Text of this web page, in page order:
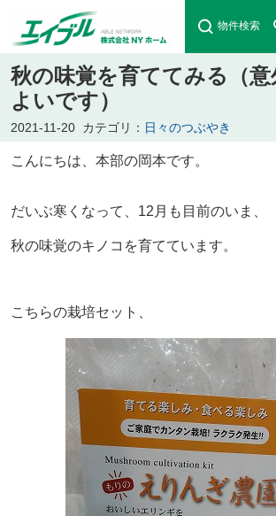
物件検索
秋の味覚を育ててみる（
よいです）
2021-11-20 カテゴリ： 日々のつぶやき
こんにちは、本部の岡本です。
だいぶ寒くなって、12月も目前のいま、
秋の味覚のキノコを育てています。
こちらの栽培セット、